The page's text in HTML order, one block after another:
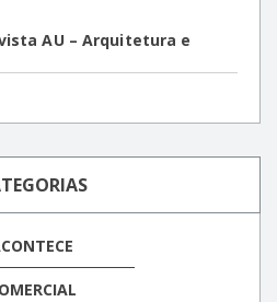
AU – Arquitetura e